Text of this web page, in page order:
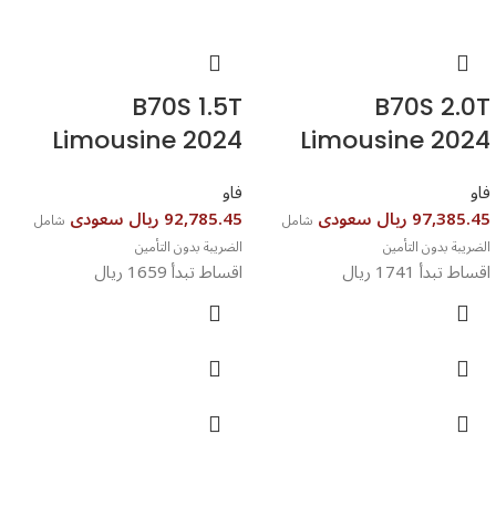
B70S 2.0T
Limousine 2024
فاو
97,385.45 ريال سعودى
شامل
الضريبة بدون التأمين
اقساط تبدأ 1741 ريال
B70S 1.5T
Limousine 2024
فاو
92,785.45 ريال سعودى
شامل
الضريبة بدون التأمين
اقساط تبدأ 1659 ريال